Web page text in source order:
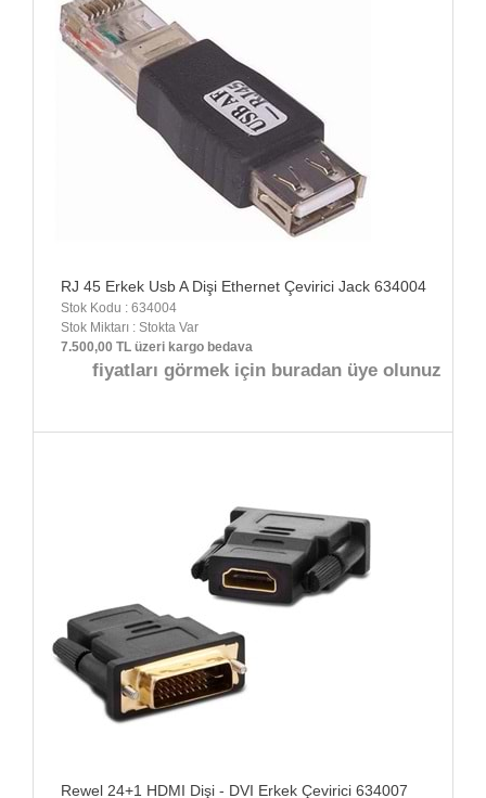
RJ 45 Erkek Usb A Dişi Ethernet Çevirici Jack 634004
Stok Kodu : 634004
Stok Miktarı : Stokta Var
7.500,00 TL üzeri kargo bedava
fiyatları görmek için buradan üye olunuz
Rewel 24+1 HDMI Dişi - DVI Erkek Çevirici 634007